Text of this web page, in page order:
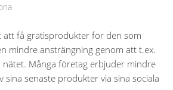
att få gratisprodukter för den som
mindre ansträngning genom att t.ex.
Många företag erbjuder mindre
sina senaste produkter via sina sociala